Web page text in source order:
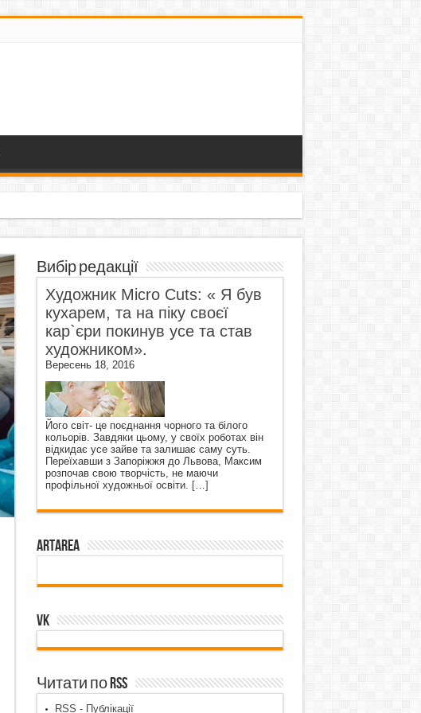
Вибір редакції
Художник Micro Cuts: « Я був
кухарем, та на піку своєї
кар`єри покинув усе та став
художником».
Вересень 18, 2016
Його світ- це поєднання чорного та білого
кольорів. Завдяки цьому, у своїх роботах він
відкидає усе зайве та залишає саму суть.
Переїхавши з Запоріжжя до Львова, Максим
розпочав свою творчість, не маючи
профільної художньої освіти. […]
ArtArea
VK
Читати по RSS
RSS - Публікації